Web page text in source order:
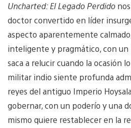
Uncharted: El Legado Perdido
doctor convertido en líder
aspecto aparentemente
inteligente y pragmático, con un
saca a relucir cuando la ocasión
militar indio siente profunda
reyes del antiguo Imperio
gobernar, con un poderío y una
mismo quiere restablecer en la